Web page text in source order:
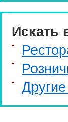
Искать